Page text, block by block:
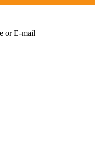
or E-mail